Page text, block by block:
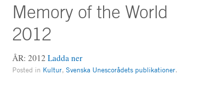
Memory of the World
2012
ÅR: 2012 Ladda ner
Posted in Kultur, Svenska Unescorådets publikationer.